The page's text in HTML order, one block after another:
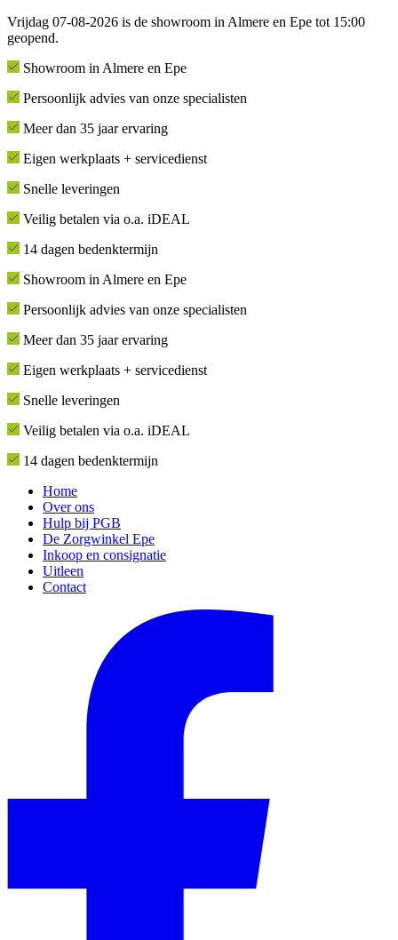
Vrijdag 07-08-2026 is de showroom in Almere en Epe tot 15:00
geopend.
Showroom in Almere en Epe
Persoonlijk advies van onze specialisten
Meer dan 35 jaar ervaring
Eigen werkplaats + servicedienst
Snelle leveringen
Veilig betalen via o.a. iDEAL
14 dagen bedenktermijn
Showroom in Almere en Epe
Persoonlijk advies van onze specialisten
Meer dan 35 jaar ervaring
Eigen werkplaats + servicedienst
Snelle leveringen
Veilig betalen via o.a. iDEAL
14 dagen bedenktermijn
Home
Over ons
Hulp bij PGB
De Zorgwinkel Epe
Inkoop en consignatie
Uitleen
Contact